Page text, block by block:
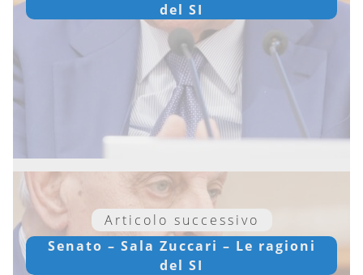
del SI
Articolo successivo
Senato – Sala Zuccari – Le ragioni
del SI